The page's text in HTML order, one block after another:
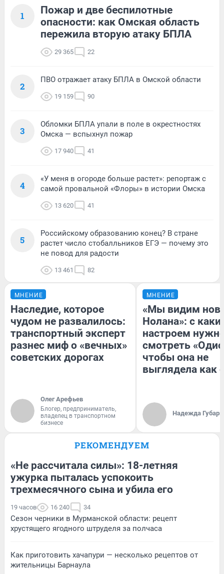
1
Пожар и две беспилотные
опасности: как Омская область
пережила вторую атаку БПЛА
29 365 22
2
ПВО отражает атаку БПЛА в Омской области
19 159 90
3
Обломки БПЛА упали в поле в окрестностях
Омска — вспыхнул пожар
17 940 41
4
«У меня в огороде больше растет»: репортаж с
самой провальной «Флоры» в истории Омска
13 620 41
5
Российскому образованию конец? В стране
растет число стобалльников ЕГЭ — почему это
не повод для радости
13 461 82
МНЕНИЕ
Наследие, которое
чудом не развалилось:
транспортный эксперт
разнес миф о «вечных»
советских дорогах
Олег Арефьев
Блогер, предприниматель,
владелец в транспортном
бизнесе
МНЕНИЕ
«Мы видим
Нолана»: с
настроем
смотреть
чтобы она не
выглядела как
Надежда Губарь
РЕКОМЕНДУЕМ
«Не рассчитала силы»: 18-летняя
ужурка пыталась успокоить
трехмесячного сына и убила его
19 часов 16 240 34
Сезон черники в Мурманской области: рецепт
хрустящего ягодного штруделя за полчаса
Как приготовить хачапури — несколько рецептов от
жительницы Барнаула